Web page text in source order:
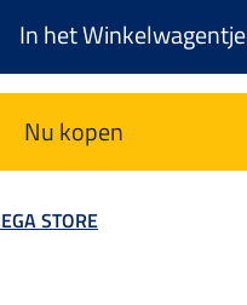
In het Winkelwagentje
Nu kopen
STORE